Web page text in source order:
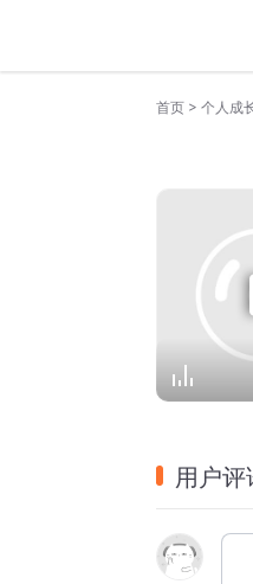
首页 > 个人成
用户评